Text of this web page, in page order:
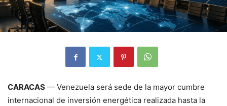
CARACAS — Venezuela será sede de la mayor cumbre
internacional de inversión energética realizada hasta la